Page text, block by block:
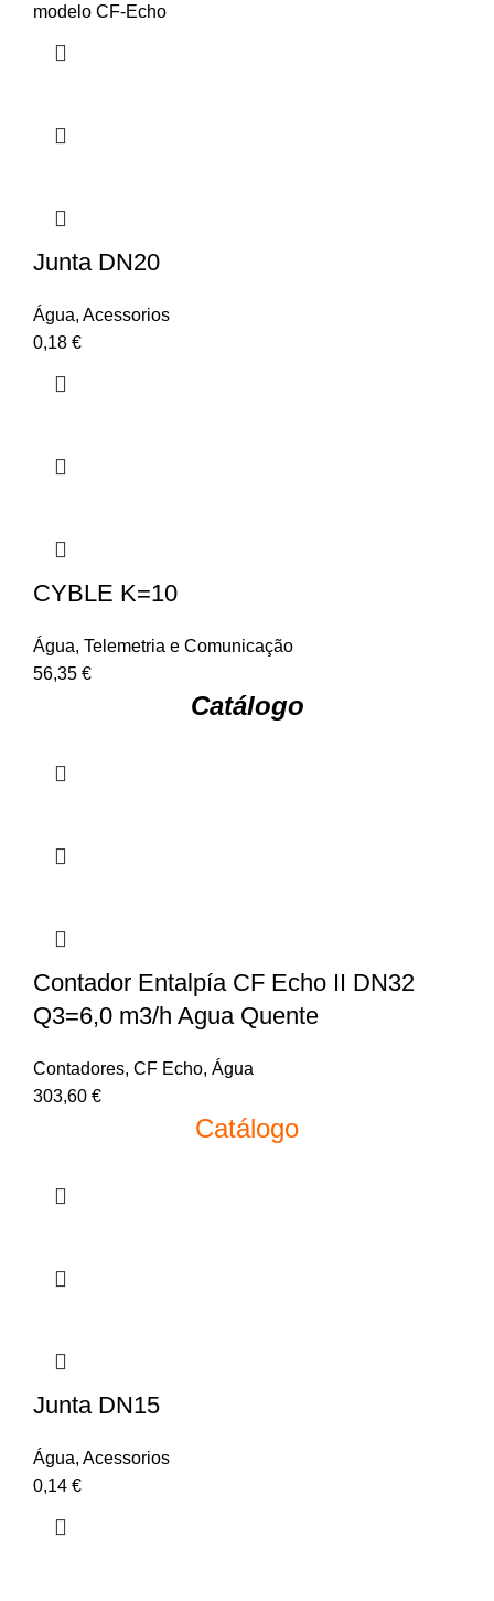
modelo CF-Echo
Junta DN20
Água, Acessorios
0,18 €
CYBLE K=10
Água, Telemetria e Comunicação
56,35 €
Catálogo
Contador Entalpía CF Echo II DN32
Q3=6,0 m3/h Agua Quente
Contadores, CF Echo, Água
303,60 €
Catálogo
Junta DN15
Água, Acessorios
0,14 €